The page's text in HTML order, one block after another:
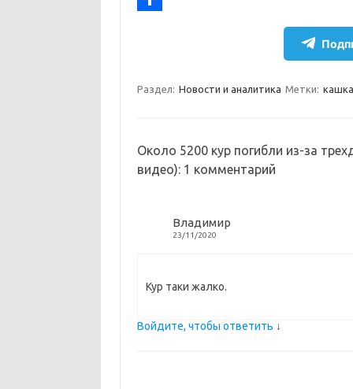
n
i
o
k
в
и
Раздел: Новости и аналитика Метки:
Около 5200 кур погибли из-за
видео): 1 комментарий
Владимир
23/11/2020
Кур таки жалко.
Войдите, чтобы ответить ↓